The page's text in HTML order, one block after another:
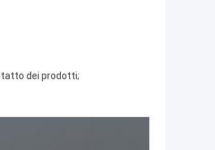
dei prodotti;